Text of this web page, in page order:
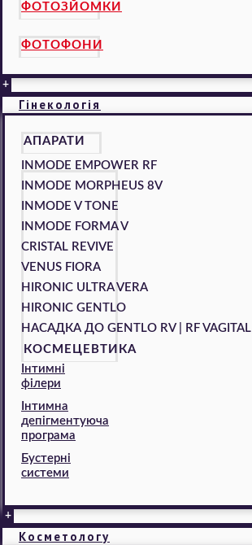
ФОТОЗЙОМКИ
ФОТОФОНИ
+
Гінекологія
АПАРАТИ
INMODE EMPOWER RF
INMODE MORPHEUS 8V
INMODE V TONE
INMODE FORMA V
CRISTAL REVIVE
VENUS FIORA
HIRONIC ULTRA VERA
HIRONIC GENTLO
НАСАДКА ДО GENTLO RV | RF VAGITAL
КОСМЕЦЕВТИКА
Інтимні
філери
Інтимна
депігментуюча
програма
Бустерні
системи
+
Косметологу